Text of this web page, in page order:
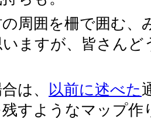
周囲を柵で囲む、
いますが、皆さん
は、
以前に述べた
すようなマップ作